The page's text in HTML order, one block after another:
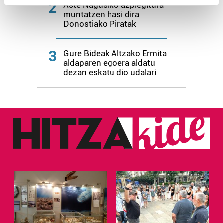
Find out more about how your personal data is processed
and set your preferences in thedetails section
prozesatzen ditugu, zure IP zenbakia, besteak beste,
teknologia erabiliz, cookieak adibidez, iragarki eta eduki
produktuak garatzeko. Zure datuak nork eta zertarako
erabiltzen dituen hauta dezakezu.
Bazkide batzuek ez dizute baimenik eskatzen, eta beren
duten interes legitimoa eta horren aurka nola egin
dezakezun ikusteko.
Lortu zure datu pertsonalak prozesatzeko moduari
2
Aste Nagusiko azpiegitura
muntatzen hasi dira
Donostiako Piratak
3
Gure Bideak Altzako Ermita
aldaparen egoera aldatu
dezan eskatu dio udalari